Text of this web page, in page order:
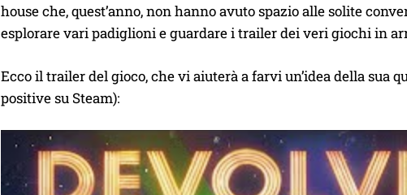
house che, quest’anno, non hanno avuto spazio alle solite
esplorare vari padiglioni e guardare i trailer dei veri giochi in
Ecco il trailer del gioco, che vi aiuterà a farvi un’idea della
positive su Steam):